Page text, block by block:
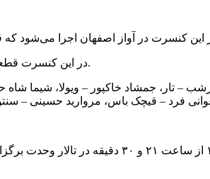
در این کنسرت قطعات «سه پا»، «دوپا» و ساز و آواز با تکنوازی کمانچه در دستگاه ماهور نواخته و خوانده می‌شود.
– تار، جمشاد خاکپور – ویولا، شیما
کنسرت سامان علی پور و گروه آوای